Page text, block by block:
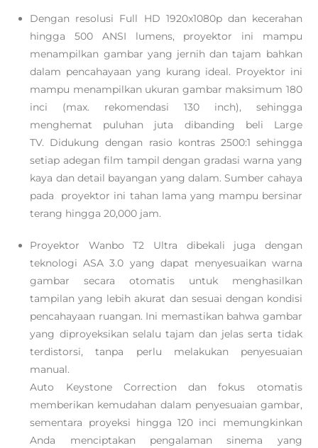
Dengan resolusi Full HD 1920x1080p dan kecerahan
hingga 500 ANSI lumens, proyektor ini mampu
menampilkan gambar yang jernih dan tajam bahkan
dalam pencahayaan yang kurang ideal. Proyektor ini
mampu menampilkan ukuran gambar maksimum 180
inci (max. rekomendasi 130 inch), sehingga
menghemat puluhan juta dibanding beli Large
TV. Didukung dengan rasio kontras 2500:1 sehingga
setiap adegan film tampil dengan gradasi warna yang
kaya dan detail bayangan yang dalam. Sumber cahaya
pada proyektor ini tahan lama yang mampu bersinar
terang hingga 20,000 jam.
Proyektor Wanbo T2 Ultra dibekali juga dengan
teknologi ASA 3.0 yang dapat menyesuaikan warna
gambar secara otomatis untuk menghasilkan
tampilan yang lebih akurat dan sesuai dengan kondisi
pencahayaan ruangan. Ini memastikan bahwa gambar
yang diproyeksikan selalu tajam dan jelas serta tidak
terdistorsi, tanpa perlu melakukan penyesuaian
manual.
Auto Keystone Correction dan fokus otomatis
memberikan kemudahan dalam penyesuaian gambar,
sementara proyeksi hingga 120 inci memungkinkan
Anda menciptakan pengalaman sinema yang